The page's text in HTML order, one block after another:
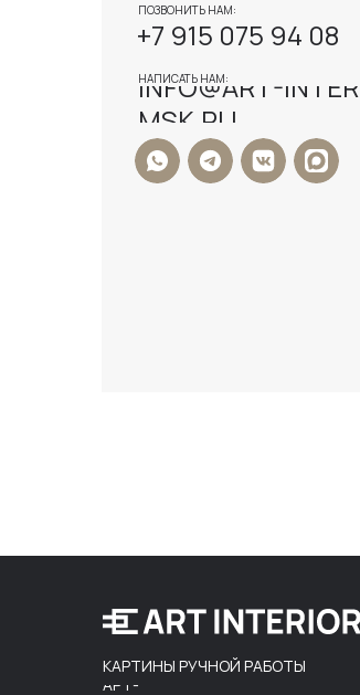
+7 915 075 94 08
ПОЗВОНИТЬ НАМ:
INFO@ART-
MSK.RU
НАПИСАТЬ НАМ:
КАРТИНЫ РУЧНОЙ РАБОТЫ
АРТ-